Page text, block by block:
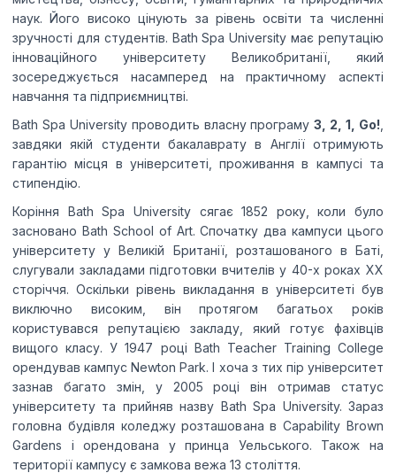
вам більше 16 років, і погоджуєтесь на
обробку ваших персональних даних з метою
зв’язку відповідно до нашої Політики
конфіденційності.
Expert Advice. Successful Outcomes.
наук. Його високо цінують за рівень освіти та численні
зручності для студентів. Bath Spa University має репутацію
інноваційного університету Великобританії, який
зосереджується насамперед на практичному аспекті
навчання та підприємництві.
Bath Spa University проводить власну програму3, 2, 1, Go!
завдяки якій студенти бакалаврату в Англії отримують
гарантію місця в університеті, проживання в кампусі та
стипендію.
Коріння Bath Spa University сягає 1852 року, коли було
засновано Bath School of Art. Спочатку два кампуси цього
університету у Великій Британії, розташованого в Баті,
слугували закладами підготовки вчителів у 40-х роках XX
сторіччя. Оскільки рівень викладання в університеті був
виключно високим, він протягом багатьох років
користувався репутацією закладу, який готує фахівців
вищого класу. У 1947 році Bath Teacher Training College
орендував кампус Newton Park. І хоча з тих пір університет
зазнав багато змін, у 2005 році він отримав статус
університету та прийняв назву Bath Spa University. Зараз
головна будівля коледжу розташована в Capability Brown
Gardens і орендована у принца Уельського. Також на
території кампусу є замкова вежа 13 століття.